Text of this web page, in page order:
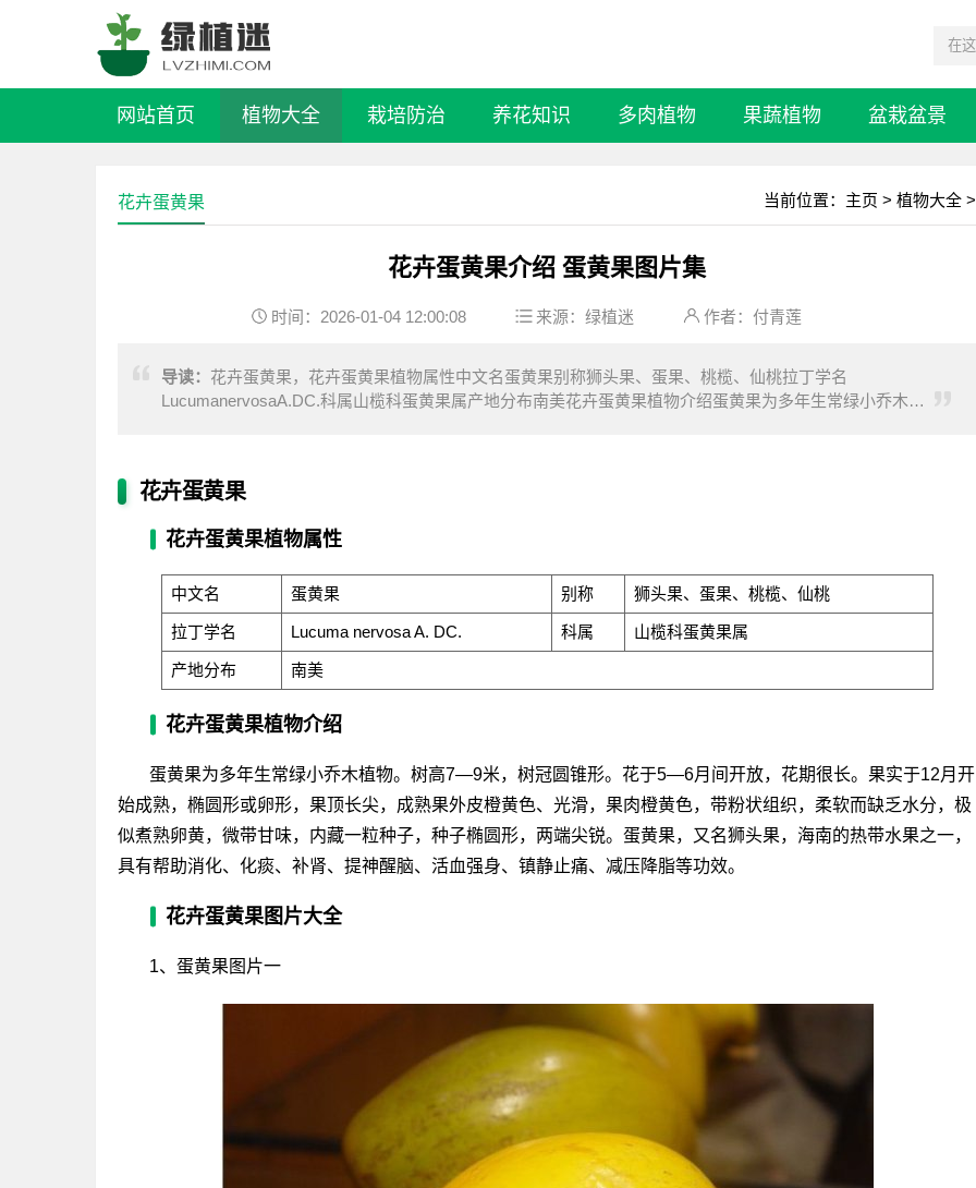
网站首页 植物大全 栽培防治 养花知识 多肉植物 果蔬植物 盆栽盆景
当前位置： 主页 > 植物大全 >
花卉蛋黄果
花卉蛋黄果介绍 蛋黄果图片集
时间：2026-01-04 12:00:08 来源： 绿植迷 作者：付青莲
导读： 花卉蛋黄果，花卉蛋黄果植物属性中文名蛋黄果别称狮头果、蛋果、桃榄、仙桃拉丁学名
LucumanervosaA.DC.科属山榄科蛋黄果属产地分布南美花卉蛋黄果植物介绍蛋黄果为多年生常绿小乔木植
花卉蛋黄果
花卉蛋黄果植物属性
中文名 蛋黄果 别称 狮头果、蛋果、桃榄、仙桃
拉丁学名 Lucuma nervosa A. DC. 科属 山榄科蛋黄果属
产地分布 南美
花卉蛋黄果植物介绍
蛋黄果为多年生常绿小乔木植物。树高7—9米，树冠圆锥形。花于5—6月间开放，花期很长。果实于12月开
始成熟，椭圆形或卵形，果顶长尖，成熟果外皮橙黄色、光滑，果肉橙黄色，带粉状组织，柔软而缺乏水分，极
似煮熟卵黄，微带甘味，内藏一粒种子，种子椭圆形，两端尖锐。蛋黄果，又名狮头果，海南的热带水果之一，
具有帮助消化、化痰、补肾、提神醒脑、活血强身、镇静止痛、减压降脂等功效。
花卉蛋黄果图片大全
1、蛋黄果图片一